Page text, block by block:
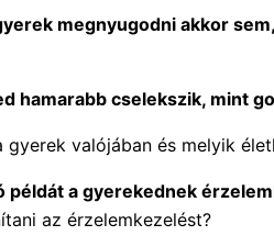
megnyugodni akkor
hamarabb cselekszik, mint
valójában és melyik
példát a gyerekednek
az érzelemkezelést?